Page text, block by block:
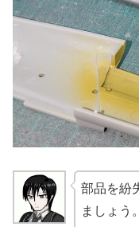
部品を紛
ましょう。